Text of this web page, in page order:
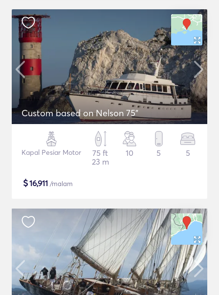
Custom based on Nelson 75"
Kapal Pesiar Motor
75 ft
23 m
10 5 5
$16,911 /malam